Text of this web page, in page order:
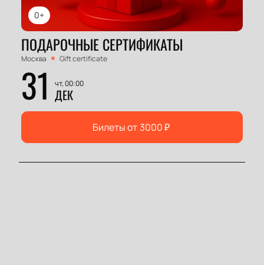
0+
ПОДАРОЧНЫЕ СЕРТИФИКАТЫ
Москва Gift certificate
31 чт, 00:00
ДЕК
Билеты от 3000₽